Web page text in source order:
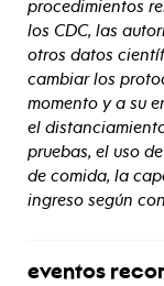
procedimientos
los CDC, las
otros datos
cambiar los
momento y a su
el
pruebas, el uso
de comida, la
ingreso según
eventos